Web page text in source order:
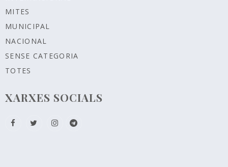
MITES
MUNICIPAL
NACIONAL
SENSE CATEGORIA
TOTES
XARXES SOCIALS